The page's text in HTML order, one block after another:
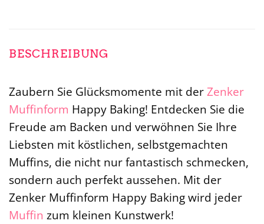
BESCHREIBUNG
Zaubern Sie Glücksmomente mit derZenker
Muffinform Happy Baking! Entdecken Sie die
Freude am Backen und verwöhnen Sie Ihre
Liebsten mit köstlichen, selbstgemachten
Muffins, die nicht nur fantastisch schmecken,
sondern auch perfekt aussehen. Mit der
Zenker Muffinform Happy Baking wird jeder
Muffin zum kleinen Kunstwerk!